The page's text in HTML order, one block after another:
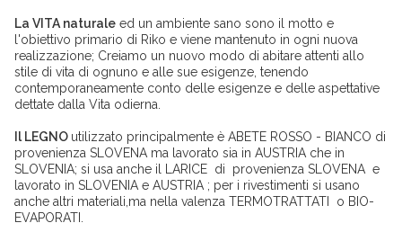
La VITA naturale ed un ambiente sano sono il motto e
l'obiettivo primario di Riko e viene mantenuto in ogni nuova
realizzazione; Creiamo un nuovo modo di abitare attenti allo
stile di vita di ognuno e alle sue esigenze, tenendo
contemporaneamente conto delle esigenze e delle aspettative
dettate dalla Vita odierna.
Il LEGNO utilizzato principalmente è ABETE ROSSO - BIANCO di
provenienza SLOVENA ma lavorato sia in AUSTRIA che in
SLOVENIA; si usa anche il LARICE di provenienza SLOVENA e
lavorato in SLOVENIA e AUSTRIA ; per i rivestimenti si usano
anche altri materiali,ma nella valenza TERMOTRATTATI o BIO-
EVAPORATI.